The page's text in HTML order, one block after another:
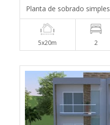
Planta de sobrado simples
5x20m 2